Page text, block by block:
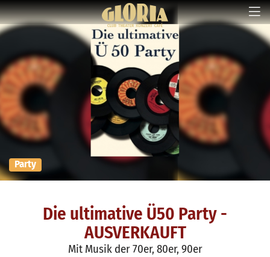
Party
Die ultimative Ü50 Party -
AUSVERKAUFT
Mit Musik der 70er, 80er, 90er